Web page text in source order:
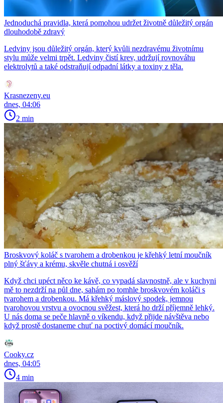
Jednoduchá pravidla, která pomohou udržet životně důležitý orgán
dlouhodobě zdravý
Ledviny jsou důležitý orgán, který kvůli nezdravému životnímu
stylu může velmi trpět. Ledviny čistí krev, udržují rovnováhu
elektrolytů a také odstraňují odpadní látky a toxiny z těla.
Krasnezeny.eu
dnes, 04:06
2 min
Broskvový koláč s tvarohem a drobenkou je křehký letní moučník
plný šťávy a krému, skvěle chutná i osvěží
Když chci upéct něco ke kávě, co vypadá slavnostně, ale v kuchyni
mě to nezdrží na půl dne, sahám po tomhle broskvovém koláči s
tvarohem a drobenkou. Má křehký máslový spodek, jemnou
tvarohovou vrstvu a ovocnou svěžest, která ho drží příjemně lehký.
U nás doma se peče hlavně o víkendu, když přijde návštěva nebo
když prostě dostaneme chuť na poctivý domácí moučník.
Cooky.cz
dnes, 04:05
4 min